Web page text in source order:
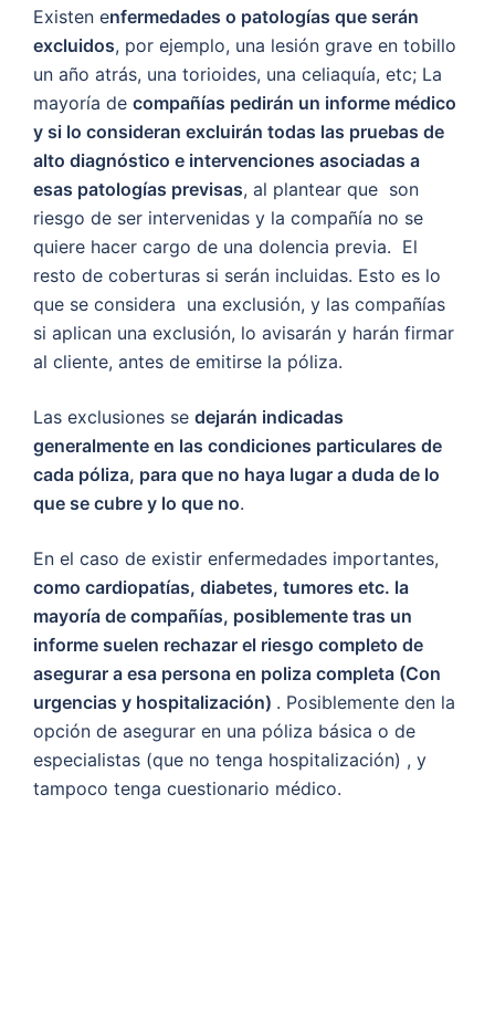
Existen enfermedades o patologías que serán
excluidos, por ejemplo, una lesión grave en tobillo
un año atrás, una torioides, una celiaquía, etc; La
mayoría de compañías pedirán un informe médico
y si lo consideran excluirán todas las pruebas de
alto diagnóstico e intervenciones asociadas a
esas patologías previsas, al plantear que son
riesgo de ser intervenidas y la compañía no se
quiere hacer cargo de una dolencia previa. El
resto de coberturas si serán incluidas. Esto es lo
que se considera una exclusión, y las compañías
si aplican una exclusión, lo avisarán y harán firmar
al cliente, antes de emitirse la póliza.
Las exclusiones se dejarán indicadas
generalmente en las condiciones particulares de
cada póliza, para que no haya lugar a duda de lo
que se cubre y lo que no.
En el caso de existir enfermedades importantes,
como cardiopatías, diabetes, tumores etc. la
mayoría de compañías, posiblemente tras un
informe suelen rechazar el riesgo completo de
asegurar a esa persona en poliza completa (Con
urgencias y hospitalización) . Posiblemente den la
opción de asegurar en una póliza básica o de
especialistas (que no tenga hospitalización) , y
tampoco tenga cuestionario médico.